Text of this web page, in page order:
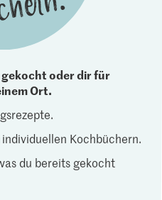
gekocht oder dir für
Ort.
Kochbüchern.
du bereits gekocht